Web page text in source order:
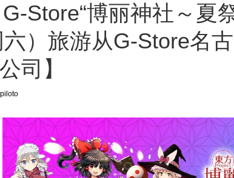
Store“博丽神社～夏
）旅游从G-Store名
司】